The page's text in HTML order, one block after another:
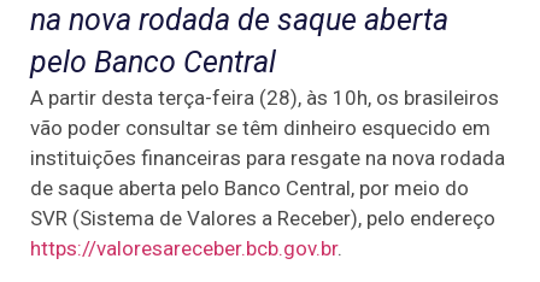
na nova rodada de saque aberta
pelo Banco Central
A partir desta terça-feira (28), às 10h, os brasileiros
vão poder consultar se têm dinheiro esquecido em
instituições financeiras para resgate na nova rodada
de saque aberta pelo Banco Central, por meio do
SVR (Sistema de Valores a Receber), pelo endereço
https://valoresareceber.bcb.gov.br.